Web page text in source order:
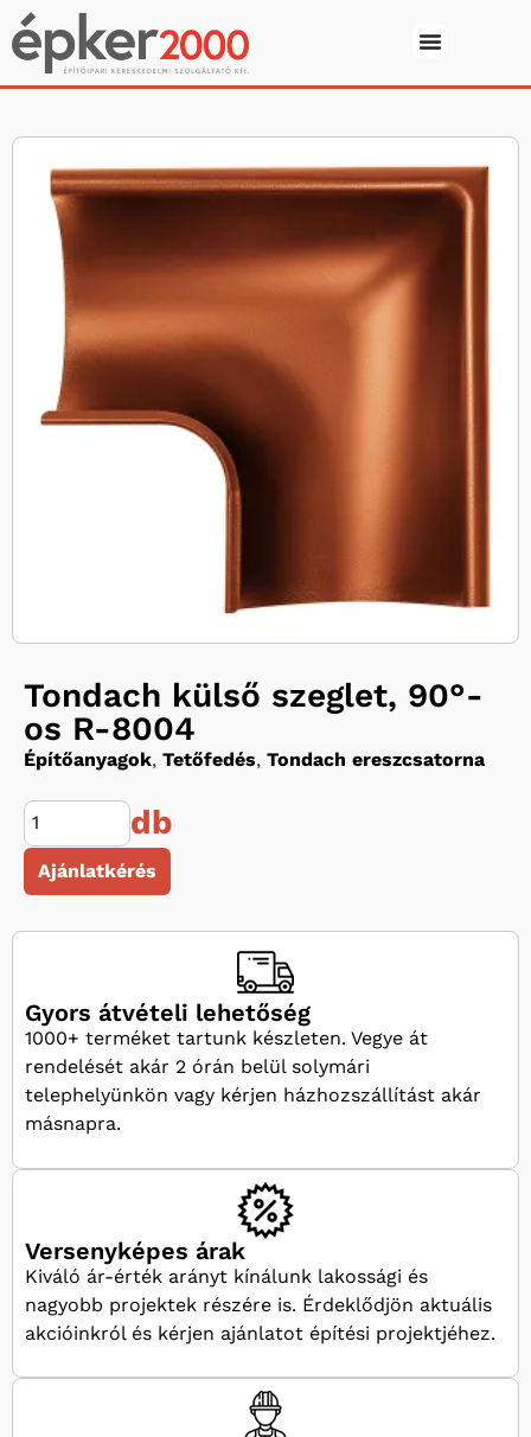
Tondach külső szeglet, 90°-
os R-8004
Építőanyagok, Tetőfedés, Tondach ereszcsatorna
db
Ajánlatkérés
Gyors átvételi lehetőség
1000+ terméket tartunk készleten. Vegye át
rendelését akár 2 órán belül solymári
telephelyünkön vagy kérjen házhozszállítást akár
másnapra.
Versenyképes árak
Kiváló ár-érték arányt kínálunk lakossági és
nagyobb projektek részére is. Érdeklődjön aktuális
akcióinkról és kérjen ajánlatot építési projektjéhez.